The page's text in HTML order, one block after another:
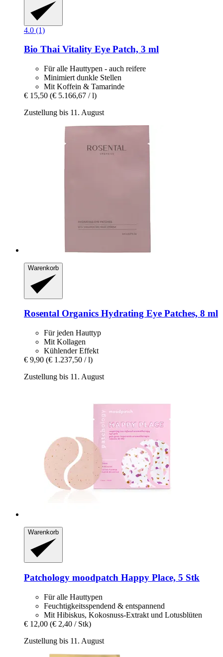
4.0 (1)
Bio Thai Vitality Eye Patch, 3 ml
Für alle Hauttypen - auch reifere
Minimiert dunkle Stellen
Mit Koffein & Tamarinde
€ 15,50 (€ 5.166,67 / l)
Zustellung bis 11. August
Warenkorb
Rosental Organics Hydrating Eye Patches, 8 ml
Für jeden Hauttyp
Mit Kollagen
Kühlender Effekt
€ 9,90 (€ 1.237,50 / l)
Zustellung bis 11. August
Warenkorb
Patchology moodpatch Happy Place, 5 Stk
Für alle Hauttypen
Feuchtigkeitsspendend & entspannend
Mit Hibiskus, Kokosnuss-Extrakt und Lotusblüten
€ 12,00 (€ 2,40 / Stk)
Zustellung bis 11. August